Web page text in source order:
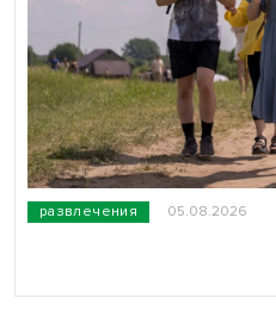
развлечения 05.08.2026